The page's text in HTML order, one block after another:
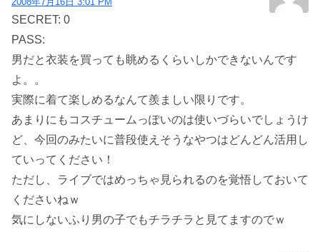
SECRET: 0
PASS:
男だと衣装を買っても眺めるくらいしかできないんです
よ。。
実際に着て楽しめるなんて羨ましい限りです。
あまりにもコスチュームっぽいのは使いづらいでしょうけ
ど、今回のみたいに普段使えそうなやつはどんどん活用し
ていってください！
ただし、ライブではめっちゃ見られるのを覚悟しておいて
くださいねｗ
気にしないふり男の子でもチラチラと見てますのでｗ